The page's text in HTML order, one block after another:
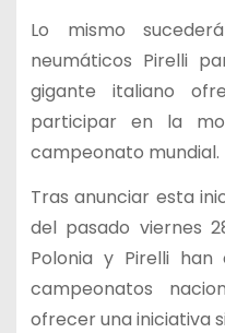
Lo mismo
neumáticos Pirelli
gigante italiano
participar en la
campeonato mundial.
Tras anunciar esta
del pasado viernes
Polonia y Pirelli
campeonatos
ofrecer una iniciativa